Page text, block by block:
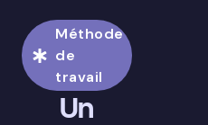
Méthode
de
travail
Un